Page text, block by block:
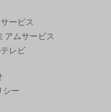
ービス
アムサービス
レビ
シー